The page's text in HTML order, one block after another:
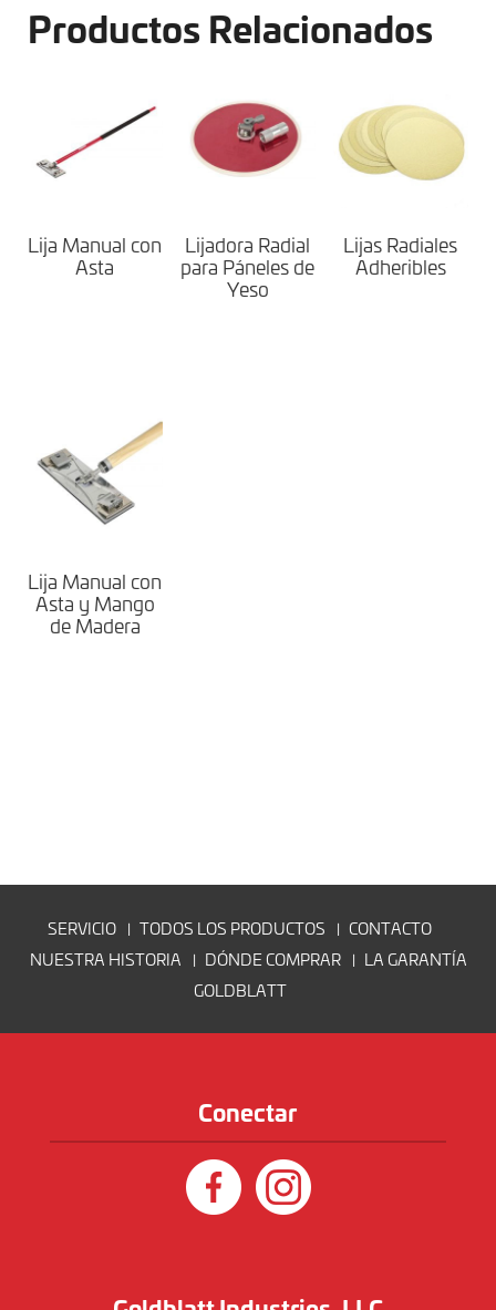
Productos Relacionados
Lija Manual con
Asta
Lijadora Radial
para Páneles de
Yeso
Lijas Radiales
Adheribles
Lija Manual con
Asta y Mango
de Madera
SERVICIO TODOS LOS PRODUCTOS
CONTACTO
NUESTRA HISTORIA
DÓNDE COMPRAR
LA GARANTÍA
GOLDBLATT
Conectar